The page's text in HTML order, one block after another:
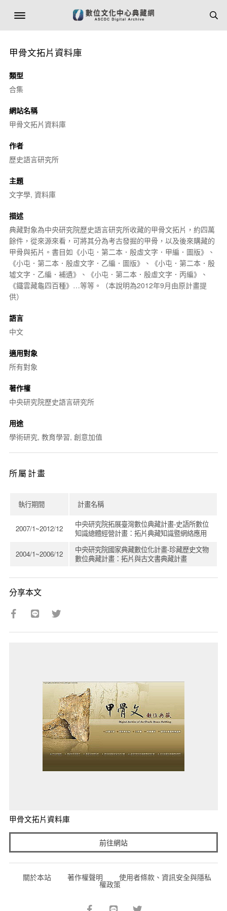
甲骨文拓片資料庫
類型
合集
網站名稱
甲骨文拓片資料庫
作者
歷史語言研究所
主題
文字學, 資料庫
描述
典藏對象為中央研究院歷史語言研究所收藏的甲骨文拓片，約四萬
餘件，從來源來看，可將其分為考古發掘的甲骨 ，以及後來購藏的
甲骨與拓片。書目如《小屯．第二本．殷虛文字．甲編．圖版》、
《小屯．第二本．殷虛文字．乙編．圖版》、《小屯．第二本． 殷
墟文字．乙編．補遺》、《小屯．第二本．殷虛文字．丙編》、
《鐵雲藏龜四百種》…等等。（本說明為2012年9月由原計畫提
供）
語言
中文
適用對象
所有對象
著作權
中央研究院歷史語言研究所
用途
學術研究, 教育學習, 創意加值
所屬計畫
執行期間 計畫名稱
2007/1~2012/12
中央研究院拓展臺灣數位典藏計畫-史語所數位
知識總體經營計畫：拓片典藏知識暨網絡應用
2004/1~2006/12
中央研究院國家典藏數位化計畫-珍藏歷史文物
數位典藏計畫：拓片與古文書典藏計畫
分享本文
甲骨文拓片資料庫
前往網站
關於本站 著作權聲明 使用者條款、資訊安全與隱私
權政策